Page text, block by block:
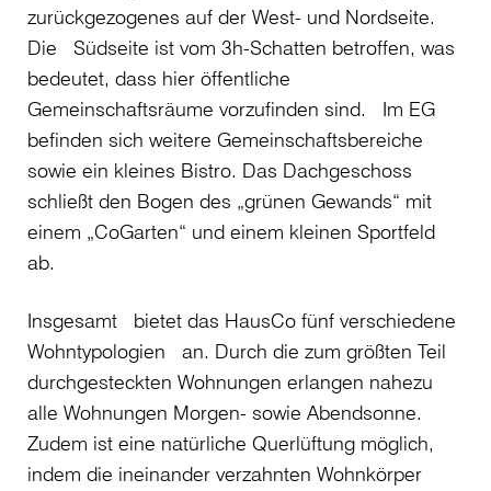
zurückgezogenes auf der West- und Nordseite.
Die Südseite ist vom 3h-Schatten betroffen, was
bedeutet, dass hier öffentliche
Gemeinschaftsräume vorzufinden sind. Im EG
befinden sich weitere Gemeinschaftsbereiche
sowie ein kleines Bistro. Das Dachgeschoss
schließt den Bogen des „grünen Gewands“ mit
einem „CoGarten“ und einem kleinen Sportfeld
ab.
Insgesamt bietet das HausCo fünf verschiedene
Wohntypologien an. Durch die zum größten Teil
durchgesteckten Wohnungen erlangen nahezu
alle Wohnungen Morgen- sowie Abendsonne.
Zudem ist eine natürliche Querlüftung möglich,
indem die ineinander verzahnten Wohnkörper